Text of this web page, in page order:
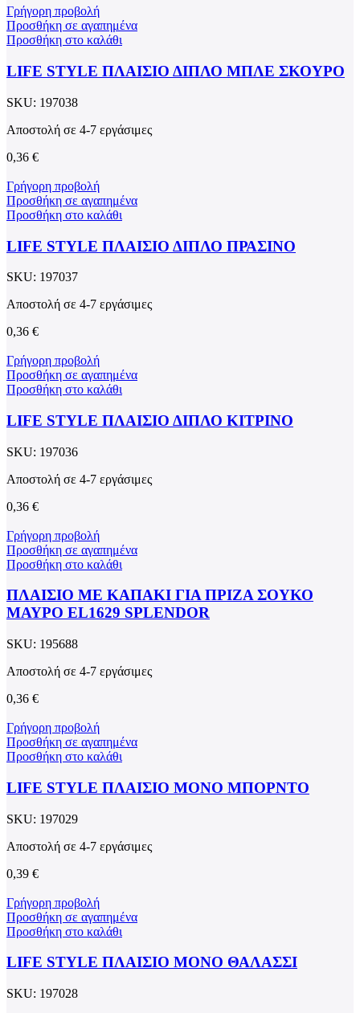
Γρήγορη προβολή
Προσθήκη σε αγαπημένα
Προσθήκη στο καλάθι
LIFE STYLE ΠΛΑΙΣΙΟ ΔΙΠΛΟ ΜΠΛΕ ΣΚΟΥΡΟ
SKU: 197038
Αποστολή σε 4-7 εργάσιμες
0,36 €
Γρήγορη προβολή
Προσθήκη σε αγαπημένα
Προσθήκη στο καλάθι
LIFE STYLE ΠΛΑΙΣΙΟ ΔΙΠΛΟ ΠΡΑΣΙΝΟ
SKU: 197037
Αποστολή σε 4-7 εργάσιμες
0,36 €
Γρήγορη προβολή
Προσθήκη σε αγαπημένα
Προσθήκη στο καλάθι
LIFE STYLE ΠΛΑΙΣΙΟ ΔΙΠΛΟ ΚΙΤΡΙΝΟ
SKU: 197036
Αποστολή σε 4-7 εργάσιμες
0,36 €
Γρήγορη προβολή
Προσθήκη σε αγαπημένα
Προσθήκη στο καλάθι
ΠΛΑΙΣΙΟ ΜΕ ΚΑΠΑΚΙ ΓΙΑ ΠΡΙΖΑ ΣΟΥΚΟ
ΜΑΥΡΟ EL1629 SPLENDOR
SKU: 195688
Αποστολή σε 4-7 εργάσιμες
0,36 €
Γρήγορη προβολή
Προσθήκη σε αγαπημένα
Προσθήκη στο καλάθι
LIFE STYLE ΠΛΑΙΣΙΟ ΜΟΝΟ ΜΠΟΡΝΤΟ
SKU: 197029
Αποστολή σε 4-7 εργάσιμες
0,39 €
Γρήγορη προβολή
Προσθήκη σε αγαπημένα
Προσθήκη στο καλάθι
LIFE STYLE ΠΛΑΙΣΙΟ ΜΟΝΟ ΘΑΛΑΣΣΙ
SKU: 197028